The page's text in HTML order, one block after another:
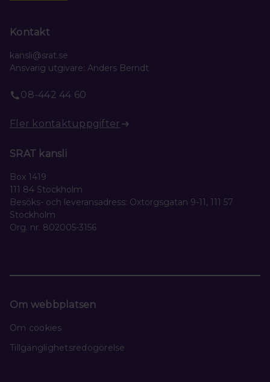
Kontakt
kansli@srat.se
Ansvarig utgivare: Anders Berndt
08-442 44 60
Fler kontaktuppgifter
SRAT kansli
Box 1419
111 84 Stockholm
Besöks- och leveransadress: Oxtorgsgatan 9-11, 111 57
Stockholm
Org. nr. 802005-3156
Om webbplatsen
Om cookies
Tillgänglighetsredogörelse